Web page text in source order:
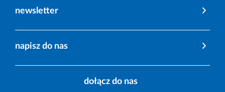
newsletter
napisz do nas
dołącz do nas